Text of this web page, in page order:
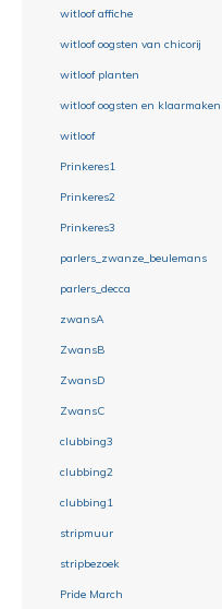
witloof affiche
witloof oogsten van chicorij
witloof planten
witloof oogsten en klaarmaken
witloof
Prinkeres1
Prinkeres2
Prinkeres3
parlers_zwanze_beulemans
parlers_decca
zwansA
ZwansB
ZwansD
ZwansC
clubbing3
clubbing2
clubbing1
stripmuur
stripbezoek
Pride March